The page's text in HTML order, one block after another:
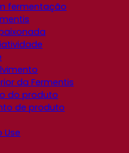
fermentação
da Fermentis
do produto
de produto
Use